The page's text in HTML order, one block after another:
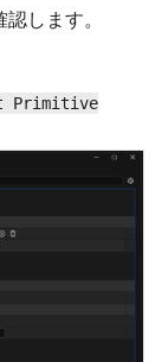
します。
Primitive